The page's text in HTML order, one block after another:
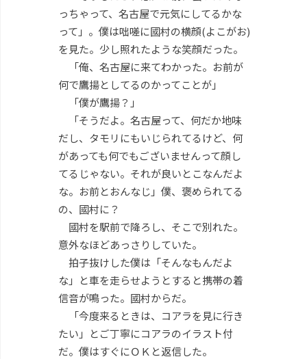
っちゃって、名古屋で元気にしてるかな
って」。僕は咄嗟に國村の横顔(よこがお)
を見た。少し照れたような笑顔だった。
「俺、名古屋に来てわかった。お前が
何で鷹揚としてるのかってことが」
「僕が鷹揚？」
「そうだよ。名古屋って、何だか地味
だし、タモリにもいじられてるけど、何
があっても何でもございませんって顔し
てるじゃない。それが良いとこなんだよ
な。お前とおんなじ」僕、褒められてる
の、國村に？
國村を駅前で降ろし、そこで別れた。
意外なほどあっさりしていた。
拍子抜けした僕は「そんなもんだよ
な」と車を走らせようとすると携帯の着
信音が鳴った。國村からだ。
「今度来るときは、コアラを見に行き
たい」とご丁寧にコアラのイラスト付
だ。僕はすぐにＯＫと返信した。